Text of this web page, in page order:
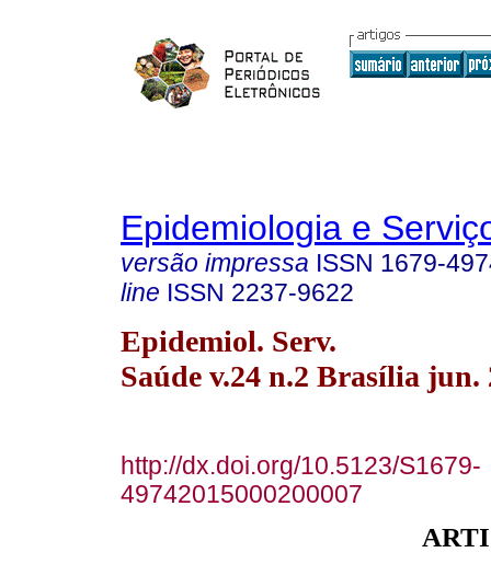
Epidemiologia e
versão impressa ISSN 1679-
line ISSN 2237-9622
Epidemiol. Serv.
Saúde v.24 n.2 Brasília jun.
http://dx.doi.org/10.5123/S1679-
49742015000200007